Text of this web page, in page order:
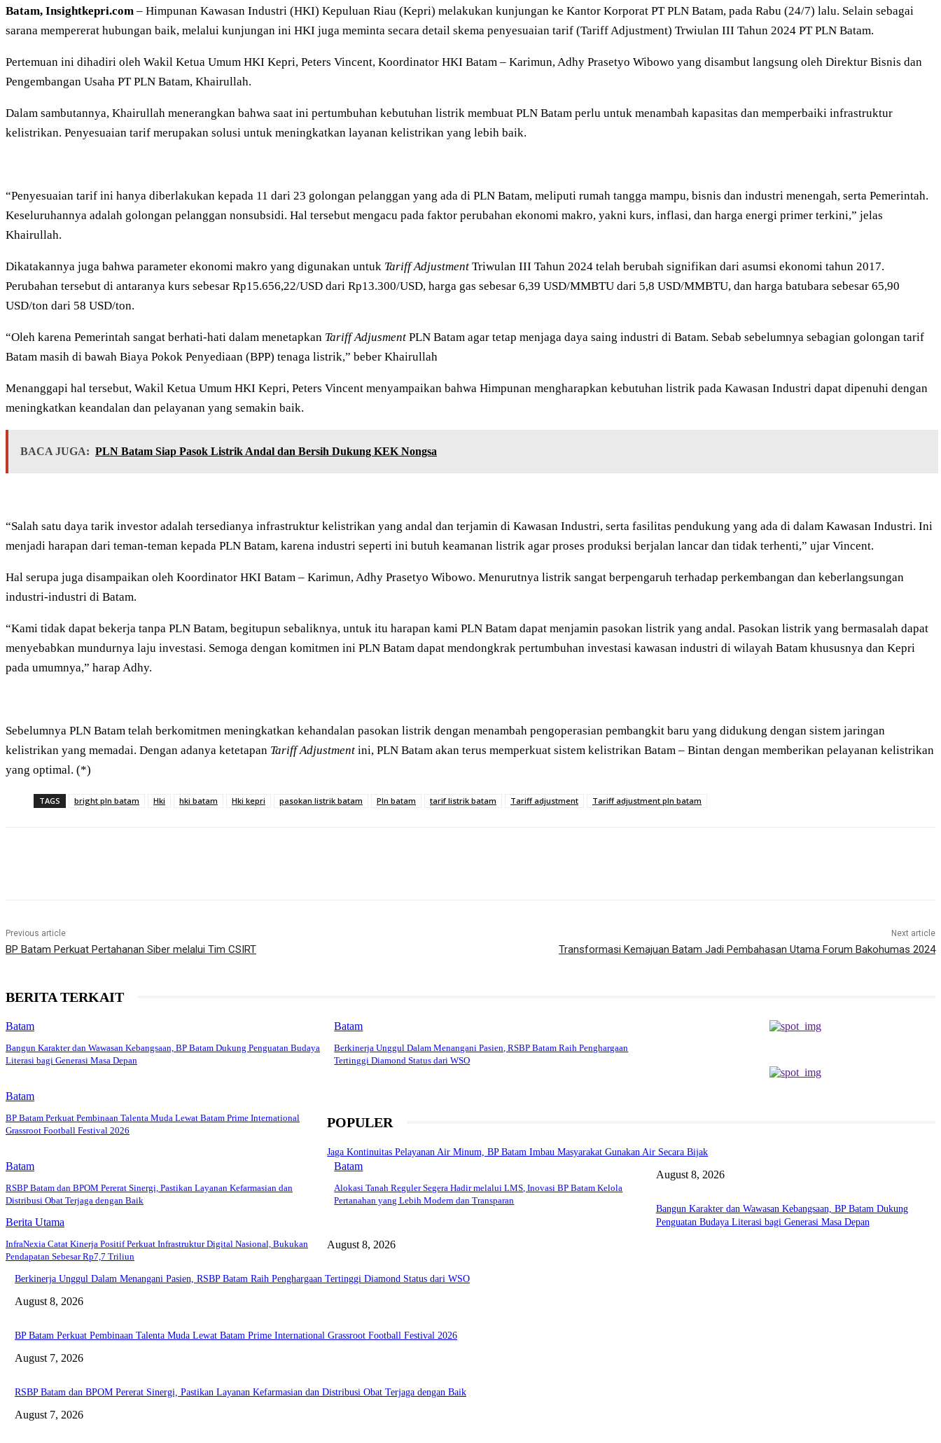
Batam, Insightkepri.com – Himpunan Kawasan Industri (HKI) Kepuluan Riau (Kepri) melakukan kunjungan ke Kantor Korporat PT PLN Batam, pada Rabu (24/7) lalu. Selain sebagai
sarana mempererat hubungan baik, melalui kunjungan ini HKI juga meminta secara detail skema penyesuaian tarif (Tariff Adjustment) Trwiulan III Tahun 2024 PT PLN Batam.
Pertemuan ini dihadiri oleh Wakil Ketua Umum HKI Kepri, Peters Vincent, Koordinator HKI Batam – Karimun, Adhy Prasetyo Wibowo yang disambut langsung oleh Direktur Bisnis dan
Pengembangan Usaha PT PLN Batam, Khairullah.
Dalam sambutannya, Khairullah menerangkan bahwa saat ini pertumbuhan kebutuhan listrik membuat PLN Batam perlu untuk menambah kapasitas dan memperbaiki infrastruktur
kelistrikan. Penyesuaian tarif merupakan solusi untuk meningkatkan layanan kelistrikan yang lebih baik.
“Penyesuaian tarif ini hanya diberlakukan kepada 11 dari 23 golongan pelanggan yang ada di PLN Batam, meliputi rumah tangga mampu, bisnis dan industri menengah, serta Pemerintah.
Keseluruhannya adalah golongan pelanggan nonsubsidi. Hal tersebut mengacu pada faktor perubahan ekonomi makro, yakni kurs, inflasi, dan harga energi primer terkini,” jelas
Khairullah.
Dikatakannya juga bahwa parameter ekonomi makro yang digunakan untuk Tariff Adjustment Triwulan III Tahun 2024 telah berubah signifikan dari asumsi ekonomi tahun 2017.
Perubahan tersebut di antaranya kurs sebesar Rp15.656,22/USD dari Rp13.300/USD, harga gas sebesar 6,39 USD/MMBTU dari 5,8 USD/MMBTU, dan harga batubara sebesar 65,90
USD/ton dari 58 USD/ton.
“Oleh karena Pemerintah sangat berhati-hati dalam menetapkan Tariff Adjusment PLN Batam agar tetap menjaga daya saing industri di Batam. Sebab sebelumnya sebagian golongan tarif
Batam masih di bawah Biaya Pokok Penyediaan (BPP) tenaga listrik,” beber Khairullah
Menanggapi hal tersebut, Wakil Ketua Umum HKI Kepri, Peters Vincent menyampaikan bahwa Himpunan mengharapkan kebutuhan listrik pada Kawasan Industri dapat dipenuhi dengan
meningkatkan keandalan dan pelayanan yang semakin baik.
BACA JUGA: PLN Batam Siap Pasok Listrik Andal dan Bersih Dukung KEK Nongsa
“Salah satu daya tarik investor adalah tersedianya infrastruktur kelistrikan yang andal dan terjamin di Kawasan Industri, serta fasilitas pendukung yang ada di dalam Kawasan Industri. Ini
menjadi harapan dari teman-teman kepada PLN Batam, karena industri seperti ini butuh keamanan listrik agar proses produksi berjalan lancar dan tidak terhenti,” ujar Vincent.
Hal serupa juga disampaikan oleh Koordinator HKI Batam – Karimun, Adhy Prasetyo Wibowo. Menurutnya listrik sangat berpengaruh terhadap perkembangan dan keberlangsungan
industri-industri di Batam.
“Kami tidak dapat bekerja tanpa PLN Batam, begitupun sebaliknya, untuk itu harapan kami PLN Batam dapat menjamin pasokan listrik yang andal. Pasokan listrik yang bermasalah dapat
menyebabkan mundurnya laju investasi. Semoga dengan komitmen ini PLN Batam dapat mendongkrak pertumbuhan investasi kawasan industri di wilayah Batam khususnya dan Kepri
pada umumnya,” harap Adhy.
Sebelumnya PLN Batam telah berkomitmen meningkatkan kehandalan pasokan listrik dengan menambah pengoperasian pembangkit baru yang didukung dengan sistem jaringan
kelistrikan yang memadai. Dengan adanya ketetapan Tariff Adjustment ini, PLN Batam akan terus memperkuat sistem kelistrikan Batam – Bintan dengan memberikan pelayanan kelistrikan
yang optimal. (*)
TAGS bright pln batam Hki hki batam Hki kepri pasokan listrik batam Pln batam tarif listrik batam Tariff adjustment Tariff adjustment pln batam
Previous article
BP Batam Perkuat Pertahanan Siber melalui Tim CSIRT
Next article
Transformasi Kemajuan Batam Jadi Pembahasan Utama Forum Bakohumas 2024
BERITA TERKAIT
Batam
Bangun Karakter dan Wawasan Kebangsaan, BP Batam Dukung Penguatan Budaya
Literasi bagi Generasi Masa Depan
Batam
Berkinerja Unggul Dalam Menangani Pasien, RSBP Batam Raih Penghargaan
Tertinggi Diamond Status dari WSO
Batam
BP Batam Perkuat Pembinaan Talenta Muda Lewat Batam Prime International
Grassroot Football Festival 2026
Batam
RSBP Batam dan BPOM Pererat Sinergi, Pastikan Layanan Kefarmasian dan
Distribusi Obat Terjaga dengan Baik
Batam
Alokasi Tanah Reguler Segera Hadir melalui LMS, Inovasi BP Batam Kelola
Pertanahan yang Lebih Modern dan Transparan
Berita Utama
InfraNexia Catat Kinerja Positif Perkuat Infrastruktur Digital Nasional, Bukukan
Pendapatan Sebesar Rp7,7 Triliun
POPULER
Jaga Kontinuitas Pelayanan Air Minum, BP Batam Imbau Masyarakat Gunakan Air Secara Bijak
August 8, 2026
Bangun Karakter dan Wawasan Kebangsaan, BP Batam Dukung
Penguatan Budaya Literasi bagi Generasi Masa Depan
August 8, 2026
Berkinerja Unggul Dalam Menangani Pasien, RSBP Batam Raih Penghargaan Tertinggi Diamond Status dari WSO
August 8, 2026
BP Batam Perkuat Pembinaan Talenta Muda Lewat Batam Prime International Grassroot Football Festival 2026
August 7, 2026
RSBP Batam dan BPOM Pererat Sinergi, Pastikan Layanan Kefarmasian dan Distribusi Obat Terjaga dengan Baik
August 7, 2026